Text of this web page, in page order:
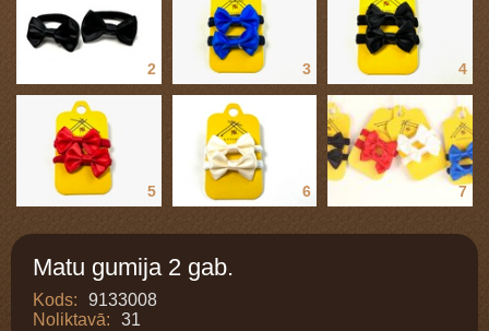
2 3 4
5 6 7
Matu gumija 2 gab.
Kods:
9133008
Noliktavā:
31